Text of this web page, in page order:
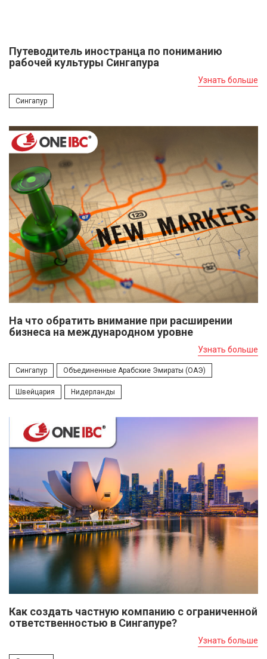
Путеводитель иностранца по пониманию
рабочей культуры Сингапура
Узнать больше
Сингапур
На что обратить внимание при расширении
бизнеса на международном уровне
Узнать больше
Сингапур Объединенные Арабские Эмираты (ОАЭ)
Швейцария Нидерланды
Как создать частную компанию с ограниченной
ответственностью в Сингапуре?
Узнать больше